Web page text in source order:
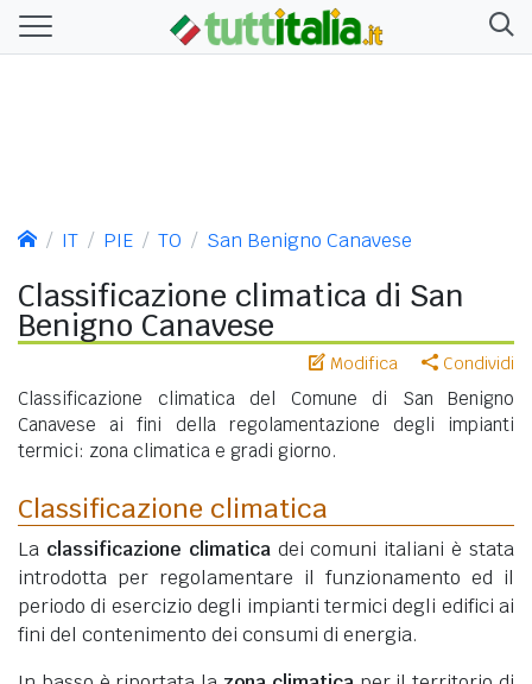
IT PIE TO San Benigno Canavese
Classificazione climatica di San
Benigno Canavese
Modifica Condividi
Classificazione climatica del Comune di San Benigno
Canavese ai fini della regolamentazione degli impianti
termici: zona climatica e gradi giorno.
Classificazione climatica
La classificazione climaticadei comuni italiani è stata
introdotta per regolamentare il funzionamento ed il
periodo di esercizio degli impianti termici degli edifici ai
fini del contenimento dei consumi di energia.